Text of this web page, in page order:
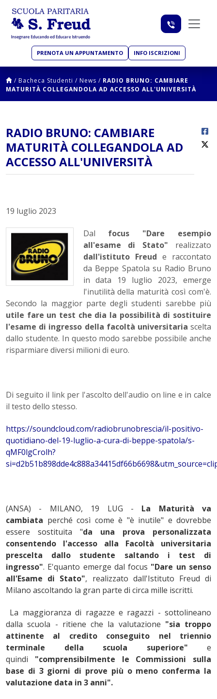
PRENOTA UN APPUNTAMENTO INFO ISCRIZIONI
/ Bacheca Studenti / News / RADIO BRUNO: CAMBIARE
MATURITÀ COLLEGANDOLA AD ACCESSO ALL'UNIVERSITÀ
RADIO BRUNO: CAMBIARE
MATURITÀ COLLEGANDOLA AD
ACCESSO ALL'UNIVERSITÀ
19 luglio 2023
Dal focus "Dare esempio
all'esame di Stato" realizzato
dall'istituto Freud e raccontato
da Beppe Spatola su Radio Bruno
in data
19 luglio 2023, emerge
l'inutilità della maturità così com'è.
Secondo la maggior parte degli studenti sarebbe più
utile fare un test che dia la possibilità di sostituire
l'esame di ingresso della facoltà universitaria scelta
dallo studente. In questo modo sarebbe possibile anche
risparmiare diversi milioni di euro.
Di seguito il link per l'ascolto dell'audio on line e in calce
il testo dello stesso.
https://soundcloud.com/radiobrunobrescia/il-positivo-
quotidiano-del-19-luglio-a-cura-di-beppe-spatola/s-
qMF0lgCrolh?
(ANSA) - MILANO, 19 LUG -
La Maturità va
cambiata perché così come è "è inutile" e dovrebbe
essere sostituita "da una prova personalizzata
consentendo l'accesso alla Facoltà universitaria
prescelta dallo studente saltando i test di
ingresso". E'quanto emerge dal focus "Dare un senso
all'Esame di Stato", realizzato dall'Istituto Freud di
Milano ascoltando la gran parte di circa mille iscritti.
La maggioranza di ragazze e ragazzi - sottolineano
dalla scuola - ritiene che la valutazione "sia troppo
attinente al credito conseguito nel triennio
terminale della scuola superiore" e
quindi "comprensibilmente le Commissioni sulla
base di 3 giorni di prove più o meno conferma la
valutazione data in 3 anni".